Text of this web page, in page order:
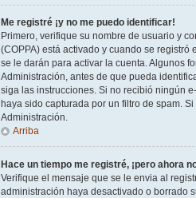
Me registré ¡y no me puedo identificar!
Primero, verifique su nombre de usuario y
(COPPA) está activado y cuando se registró
se le darán para activar la cuenta. Algunos
Administración, antes de que pueda
siga las instrucciones. Si no recibió ningún
haya sido capturada por un filtro de spam.
Administración.
Arriba
Hace un tiempo me registré, ¡pero ahora
Verifique el mensaje que se le envia al
administración haya desactivado o borrado